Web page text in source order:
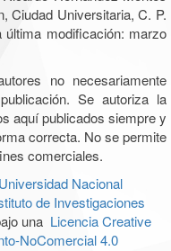
Ciudad Universitaria, C. P.
modificación: marzo
no necesariamente
Se autoriza la
aquí publicados siempre y
correcta. No se permite
comerciales.
Universidad Nacional
de Investigaciones
una Licencia Creative
NoComercial 4.0